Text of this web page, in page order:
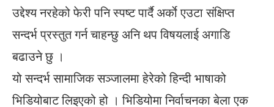
उद्देश्य नरहेको फेरी पनि स्पष्ट पार्दै अर्काे एउटा संक्षिप्त
सन्दर्भ प्रस्तुत गर्न चाहन्छु अनि थप विषयलाई अगाडि
बढाउने छु ।
यो सन्दर्भ सामाजिक सञ्जालमा हेरेको हिन्दी भाषाको
भिडियोबाट लिइएको हो । भिडियोमा निर्वाचनका बेला एक